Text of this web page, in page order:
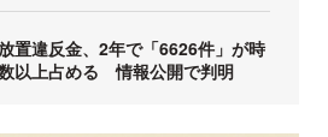
置違反金、2年で「6626件」が時
以上占める 情報公開で判明